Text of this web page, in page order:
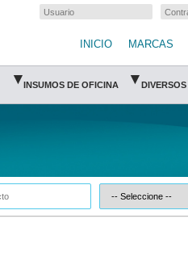
INICIO MARCAS
▾ INSUMOS DE OFICINA ▾ DIVERSOS